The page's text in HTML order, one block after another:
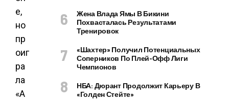
Жена Влада Ямы В Бикини
Похвасталась Результатами
Тренировок
«Шахтер» Получил Потенциальных
Соперников По Плей-Офф Лиги
Чемпионов
НБА: Дюрант Продолжит Карьеру В
«Голден Стейте»